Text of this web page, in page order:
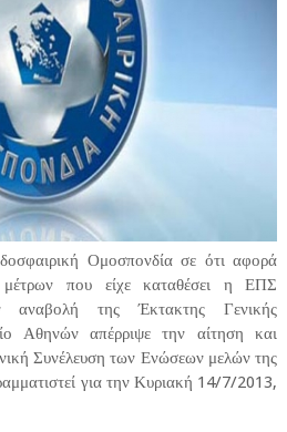
Ομοσπονδία σε ότι αφορά
μέτρων που είχε καταθέσει η ΕΠΣ
αναβολή της Έκτακτης Γενικής
Αθηνών απέρριψε την αίτηση και
Συνέλευση των Ενώσεων μελών της
για την Κυριακή 14/7/2013,